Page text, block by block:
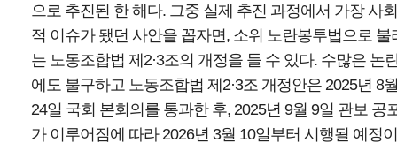
으로 추진된 한 해다. 그중 실제 추진 과정에서 가장 사회
적 이슈가 됐던 사안을 꼽자면, 소위 노란봉투법으로 불
는 노동조합법 제2·3조의 개정을 들 수 있다. 수많은 논
에도 불구하고 노동조합법 제2·3조 개정안은 2025년 8
24일 국회 본회의를 통과한 후, 2025년 9월 9일 관보 공
가 이루어짐에 따라 2026년 3월 10일부터 시행될 예정이